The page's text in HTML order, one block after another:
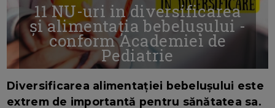
11 NU-uri in diversificarea
și alimentația bebelușului -
conform Academiei de
Pediatrie
Diversificarea alimentației bebelușului este
extrem de importantă pentru sănătatea sa.